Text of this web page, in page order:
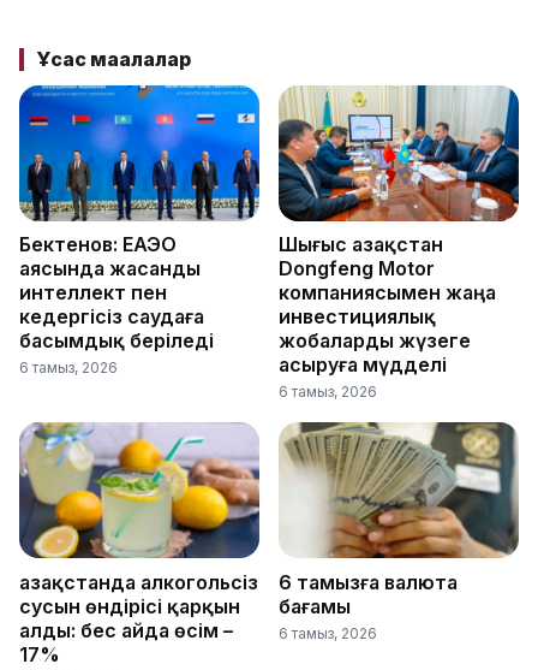
Ұқсас мақалалар
Бектенов: ЕАЭО
аясында жасанды
интеллект пен
кедергісіз саудаға
басымдық беріледі
6 тамыз, 2026
Шығыс Қазақстан
Dongfeng Motor
компаниясымен жаңа
инвестициялық
жобаларды жүзеге
асыруға мүдделі
6 тамыз, 2026
Қазақстанда алкогольсіз
сусын өндірісі қарқын
алды: бес айда өсім –
17%
6 тамызға валюта
бағамы
6 тамыз, 2026